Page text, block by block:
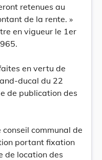
retenues au
de la rente. »
en vigueur le 1er
en vertu de
ducal du 22
de publication des
communal de
portant fixation
de location des